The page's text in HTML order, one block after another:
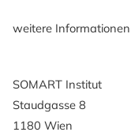
weitere
SOMART Institut
Staudgasse 8
1180 Wien